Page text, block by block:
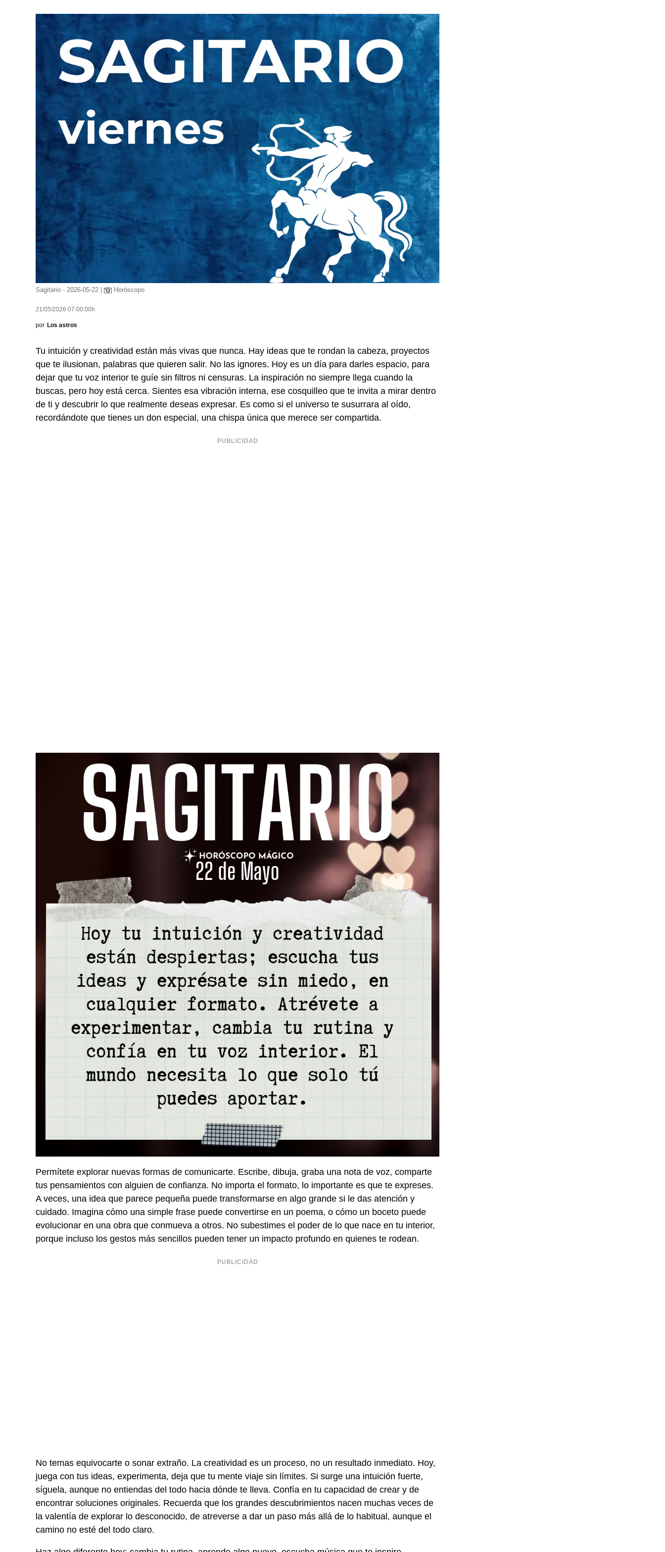
Sagitario - 2026-05-22 | Horóscopo
21/05/2026 07:00:00h
por Los astros
Tu intuición y creatividad están más vivas que nunca. Hay ideas que te rondan la cabeza, proyectos
que te ilusionan, palabras que quieren salir. No las ignores. Hoy es un día para darles espacio, para
dejar que tu voz interior te guíe sin filtros ni censuras. La inspiración no siempre llega cuando la
buscas, pero hoy está cerca. Sientes esa vibración interna, ese cosquilleo que te invita a mirar dentro
de ti y descubrir lo que realmente deseas expresar. Es como si el universo te susurrara al oído,
recordándote que tienes un don especial, una chispa única que merece ser compartida.
Permítete explorar nuevas formas de comunicarte. Escribe, dibuja, graba una nota de voz, comparte
tus pensamientos con alguien de confianza. No importa el formato, lo importante es que te expreses.
A veces, una idea que parece pequeña puede transformarse en algo grande si le das atención y
cuidado. Imagina cómo una simple frase puede convertirse en un poema, o cómo un boceto puede
evolucionar en una obra que conmueva a otros. No subestimes el poder de lo que nace en tu interior,
porque incluso los gestos más sencillos pueden tener un impacto profundo en quienes te rodean.
No temas equivocarte o sonar extraño. La creatividad es un proceso, no un resultado inmediato. Hoy,
juega con tus ideas, experimenta, deja que tu mente viaje sin límites. Si surge una intuición fuerte,
síguela, aunque no entiendas del todo hacia dónde te lleva. Confía en tu capacidad de crear y de
encontrar soluciones originales. Recuerda que los grandes descubrimientos nacen muchas veces de
la valentía de explorar lo desconocido, de atreverse a dar un paso más allá de lo habitual, aunque el
camino no esté del todo claro.